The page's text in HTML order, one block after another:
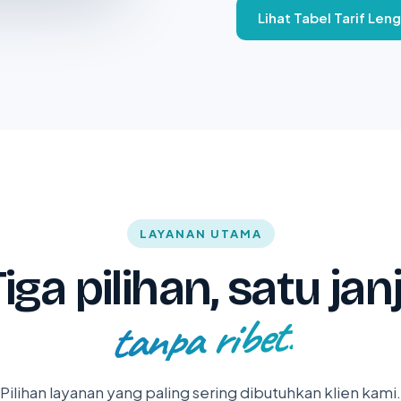
Lihat Tabel Tarif
LAYANAN UTAMA
pilihan, satu
tanpa ribet.
Pilihan layanan yang paling sering dibutuhkan klien kami.